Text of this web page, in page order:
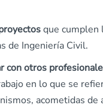
que cumplen
de Ingeniería Civil.
con otros
en lo que se
acometidas de